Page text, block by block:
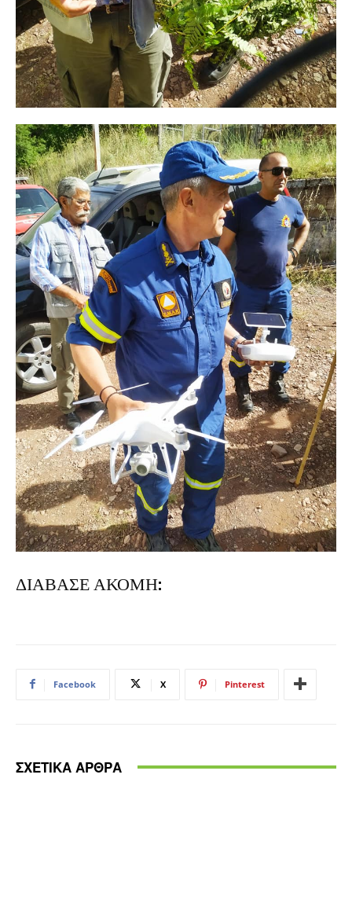
ΔΙΑΒΑΣΕ ΑΚΟΜΗ:
Facebook X Pinterest
ΣΧΕΤΙΚΑ ΑΡΘΡΑ